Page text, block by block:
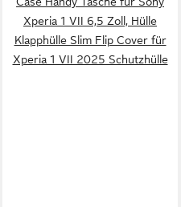
Xperia 1 VII 6,5 Zoll, Hülle
Klapphülle Slim Flip Cover für
Xperia 1 VII 2025 Schutzhülle